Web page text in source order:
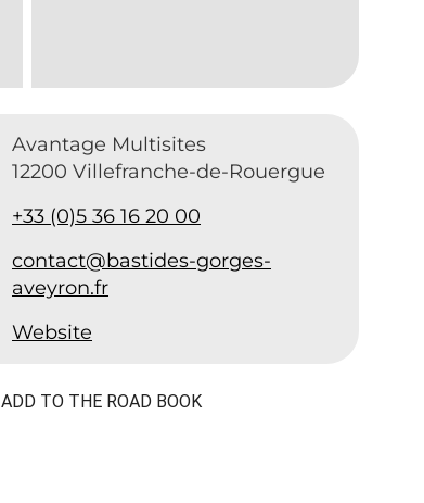
Avantage Multisites
12200 Villefranche-de-Rouergue
+33 (0)5 36 16 20 00
contact@bastides-gorges-
aveyron.fr
Website
ADD TO THE ROAD BOOK